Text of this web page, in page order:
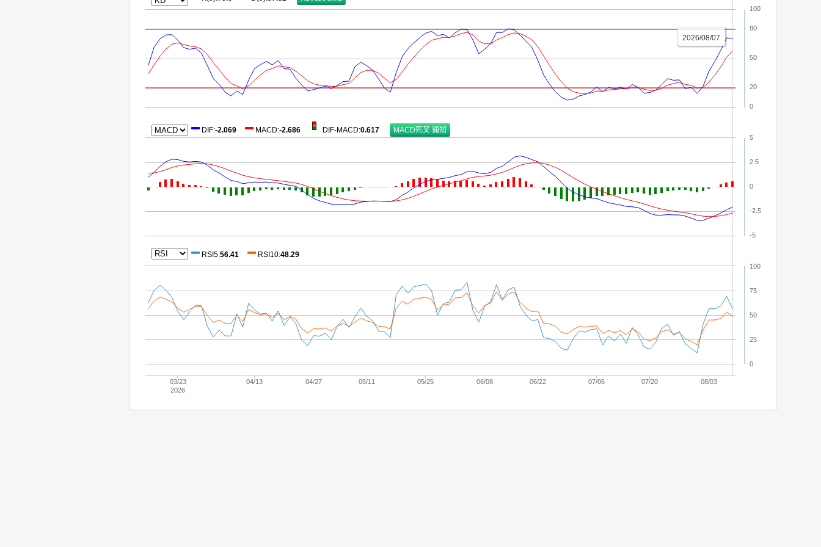
04/13 04/27 05/11 05/25 06/08 06/22 07/06 07/20 08/03
03/23
2026
0
20
50
80
100
-5
-2.5
0
2.5
5
0
25
50
75
100
2026/08/07
DIF:-2.069 MACD:-2.686 DIF-MACD:0.617
RSI5:56.41 RSI10:48.29